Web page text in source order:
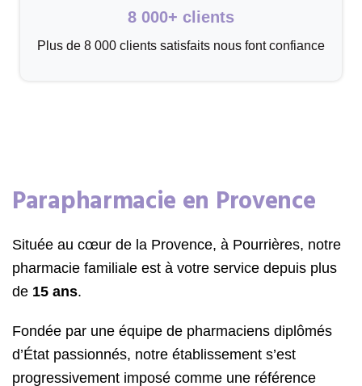
8 000+ clients
Plus de 8 000 clients satisfaits nous font confiance
Parapharmacie en Provence
Située au cœur de la Provence, à Pourrières, notre
pharmacie familiale est à votre service depuis plus
de 15 ans.
Fondée par une équipe de pharmaciens diplômés
d’État passionnés, notre établissement s’est
progressivement imposé comme une référence